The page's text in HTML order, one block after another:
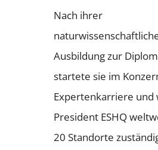
Nach ihrer
Ausbildung zur
startete sie im
Expertenkarriere und
President ESHQ
20 Standorte